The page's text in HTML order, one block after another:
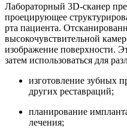
Лабораторный 3D-сканер
проецирующее
рта пациента.
высокочувствительной
изображение поверхности.
затем использоваться для
изготовление зубных
других реставраций;
планирование
лечения;